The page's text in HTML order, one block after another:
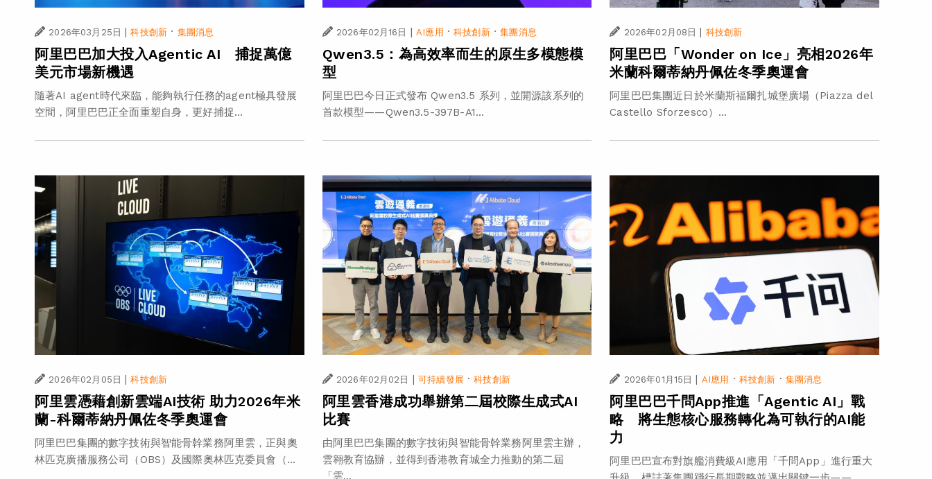
2026年03月25日 科技創新 · 集團消息
阿里巴巴加大投入Agentic AI 捕捉萬億
美元市場新機遇
隨著AI agent時代來臨，能夠執行任務的agent極具發展
空間，阿里巴巴正全面重塑自身，更好捕捉...
2026年02月16日 | AI應用 ·科技創新·集團消息
Qwen3.5：為高效率而生的原生多模態模
型
阿里巴巴今日正式發布 Qwen3.5 系列，並開源該系列的
首款模型——Qwen3.5-397B-A1...
2026年02月08日 | 科技創新
阿里巴巴「Wonder on Ice」亮相2026年
米蘭科爾蒂納丹佩佐冬季奧運會
阿里巴巴集團近日於米蘭斯福爾扎城堡廣場（Piazza del
Castello Sforzesco）...
2026年02月05日 科技創新
阿里雲憑藉創新雲端AI技術 助力2026年米
蘭-科爾蒂納丹佩佐冬季奧運會
阿里巴巴集團的數字技術與智能骨幹業務阿里雲，正與奧
林匹克廣播服務公司（OBS）及國際奧林匹克委員會（...
2026年02月02日 | 可持續發展 ·科技創新
阿里雲香港成功舉辦第二屆校際生成式AI
比賽
由阿里巴巴集團的數字技術與智能骨幹業務阿里雲主辦，
雲翱教育協辦，並得到香港教育城全力推動的第二屆
「雲...
2026年01月15日 AI應用 · 科技創新 · 集團消息
阿里巴巴千問App推進「Agentic AI」戰
略 將生態核心服務轉化為可執行的AI能
力
阿里巴巴宣布對旗艦消費級AI應用「千問App」進行重大